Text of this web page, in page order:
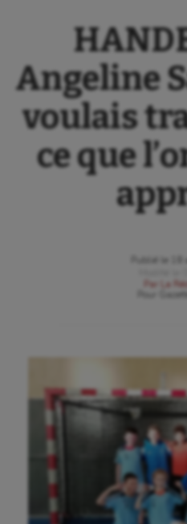
Angeline
voulais
ce que
Publié le
Par
La